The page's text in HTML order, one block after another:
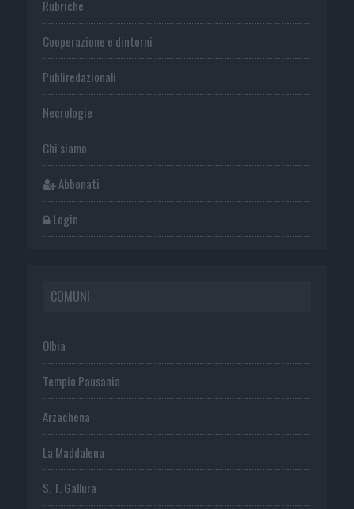
Rubriche
Cooperazione e dintorni
Publiredazionali
Necrologie
Chi siamo
Abbonati
Login
COMUNI
Olbia
Tempio Pausania
Arzachena
La Maddalena
S. T. Gallura